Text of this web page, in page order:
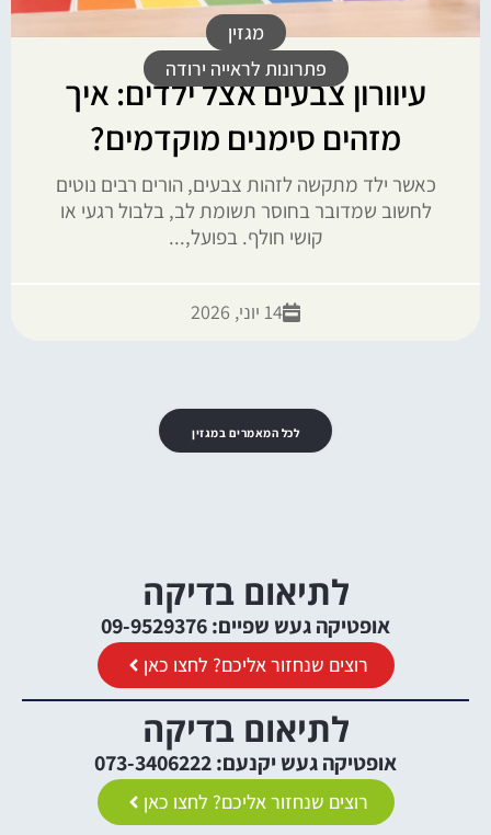
מגזין
פתרונות לראייה ירודה
עיוורון צבעים אצל ילדים: איך
מזהים סימנים מוקדמים?
כאשר ילד מתקשה לזהות צבעים, הורים רבים נוטים
לחשוב שמדובר בחוסר תשומת לב, בלבול רגעי או
קושי חולף. בפועל,...
14 יוני, 2026
לכל המאמרים במגזין
לתיאום בדיקה
אופטיקה געש שפיים: 09-9529376
רוצים שנחזור אליכם? לחצו כאן
לתיאום בדיקה
אופטיקה געש יקנעם: 073-3406222
רוצים שנחזור אליכם? לחצו כאן